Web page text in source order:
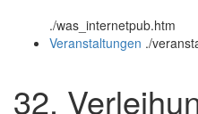
und
./was_internetpub.htm
Veranstaltungen ./
32.